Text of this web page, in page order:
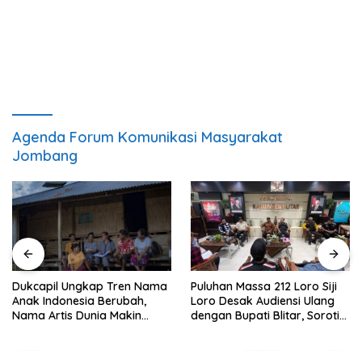
Agenda Forum Komunikasi Masyarakat
Jombang
Dukcapil Ungkap Tren Nama
Anak Indonesia Berubah,
Nama Artis Dunia Makin
Puluhan Massa 212 Loro Siji
Loro Desak Audiensi Ulang
dengan Bupati Blitar, Soroti